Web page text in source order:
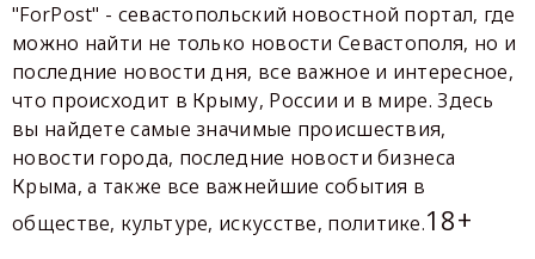
"ForPost" - севастопольский новостной портал, где
можно найти не только новости Севастополя, но и
последние новости дня, все важное и интересное,
что происходит в Крыму, России и в мире. Здесь
вы найдете самые значимые происшествия,
новости города, последние новости бизнеса
Крыма, а также все важнейшие события в
обществе, культуре, искусстве, политике.18+